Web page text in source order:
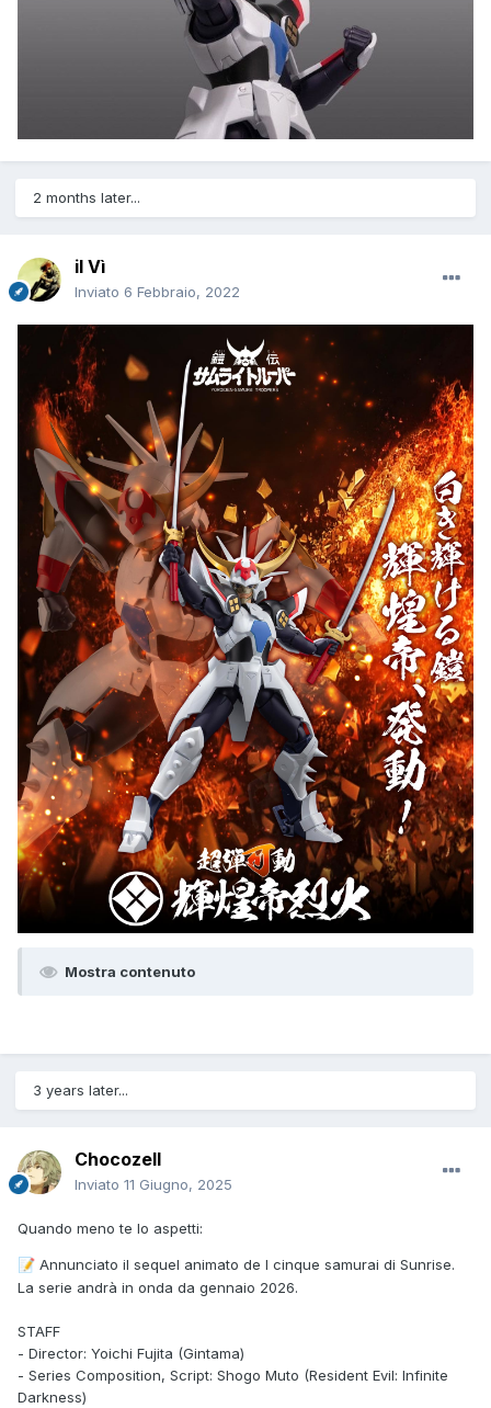
2 months later...
il Vì
Inviato 6 Febbraio, 2022
Mostra contenuto
3 years later...
Chocozell
Inviato 11 Giugno, 2025
Quando meno te lo aspetti:
📝 Annunciato il sequel animato de I cinque samurai di Sunrise.
La serie andrà in onda da gennaio 2026.
STAFF
- Director: Yoichi Fujita (Gintama)
- Series Composition, Script: Shogo Muto (Resident Evil: Infinite
Darkness)